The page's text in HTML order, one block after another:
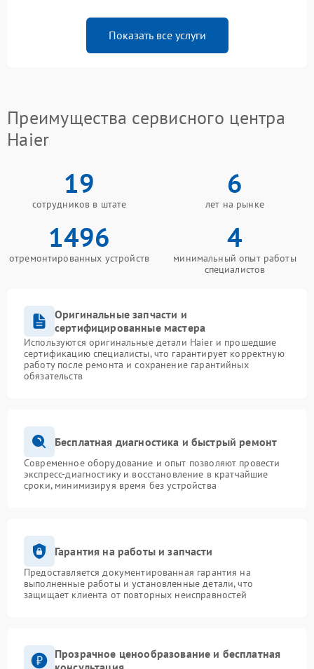
Показать все услуги
Преимущества сервисного центра
Haier
19
сотрудников в штате
6
лет на рынке
1496
отремонтированных устройств
4
минимальный опыт работы
специалистов
Оригинальные запчасти и
сертифицированные мастера
Используются оригинальные детали Haier и прошедшие
сертификацию специалисты, что гарантирует корректную
работу после ремонта и сохранение гарантийных
обязательств
Бесплатная диагностика и быстрый ремонт
Современное оборудование и опыт позволяют провести
экспресс-диагностику и восстановление в кратчайшие
сроки, минимизируя время без устройства
Гарантия на работы и запчасти
Предоставляется документированная гарантия на
выполненные работы и установленные детали, что
защищает клиента от повторных неисправностей
Прозрачное ценообразование и бесплатная